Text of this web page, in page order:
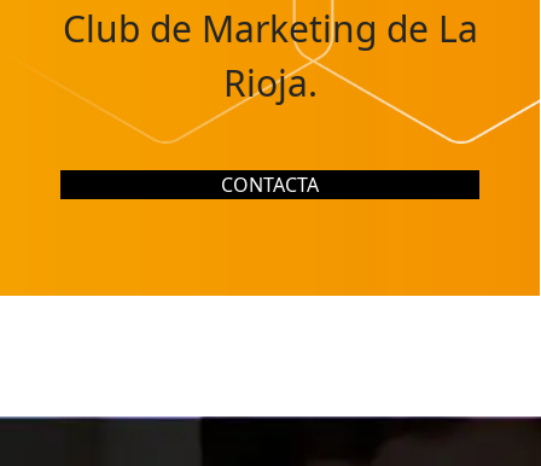
Club de Marketing de La
Rioja.
CONTACTA